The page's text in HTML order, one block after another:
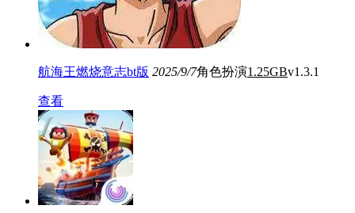
航海王燃烧意志bt版 2025/9/7角色扮演1.25GBv1.3.1
查看